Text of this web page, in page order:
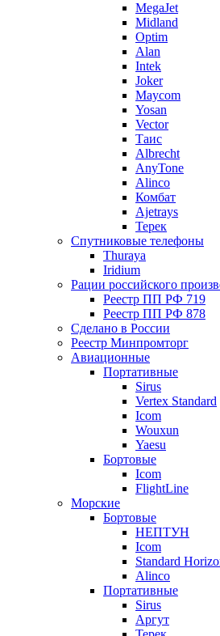
MegaJet
Midland
Optim
Alan
Intek
Joker
Maycom
Yosan
Vector
Таис
Albrecht
AnyTone
Alinco
Комбат
Ajetrays
Терек
Спутниковые телефоны
Thuraya
Iridium
Рации российского
Реестр ПП РФ 719
Реестр ПП РФ 878
Сделано в России
Реестр Минпромторг
Авиационные
Портативные
Sirus
Vertex Standard
Icom
Wouxun
Yaesu
Бортовые
Icom
FlightLine
Морские
Бортовые
НЕПТУН
Icom
Standard
Alinco
Портативные
Sirus
Аргут